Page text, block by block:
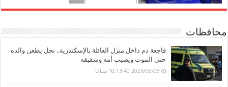
محافظات
فاجعة دم داخل منزل العائلة بالإسكندرية.. نجل يطعن والده
حتى الموت ويصيب أمه وشقيقه
2026/08/05 10:13:40 صباحًا